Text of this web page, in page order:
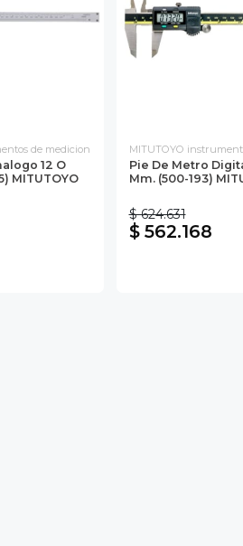
de medicion
12 O
MITUTOYO
MITUTOYO
Pie De Metro
Mm. (500-193)
$ 624.631
$ 562.168